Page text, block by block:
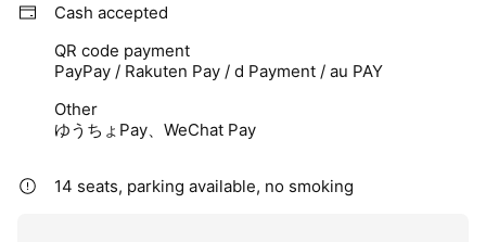
Cash accepted
QR code payment
PayPay / Rakuten Pay / d Payment / au PAY
Other
ゆうちょPay、WeChat Pay
14 seats, parking available, no smoking